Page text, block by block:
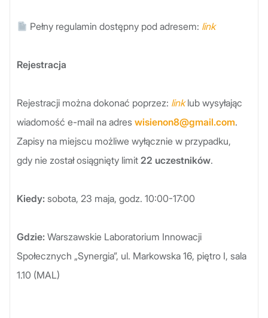
Pełny regulamin dostępny pod adresem: link
Rejestracja
Rejestracji można dokonać poprzez: linklub wysyłając
wiadomość e-mail na adres wisienon8@gmail.com.
Zapisy na miejscu możliwe wyłącznie w przypadku,
gdy nie został osiągnięty limit 22 uczestników.
Kiedy: sobota, 23 maja, godz. 10:00-17:00
Gdzie: Warszawskie Laboratorium Innowacji
Społecznych „Synergia”, ul. Markowska 16, piętro I, sala
1.10 (MAL)